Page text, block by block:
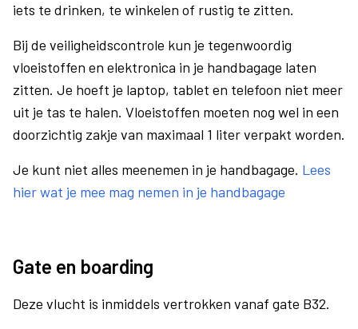
iets te drinken, te winkelen of rustig te zitten.
Bij de veiligheidscontrole kun je tegenwoordig
vloeistoffen en elektronica in je handbagage laten
zitten. Je hoeft je laptop, tablet en telefoon niet meer
uit je tas te halen. Vloeistoffen moeten nog wel in een
doorzichtig zakje van maximaal 1 liter verpakt worden.
Je kunt niet alles meenemen in je handbagage. Lees
hier wat je mee mag nemen in je handbagage
Gate en boarding
Deze vlucht is inmiddels vertrokken vanaf gate B32.